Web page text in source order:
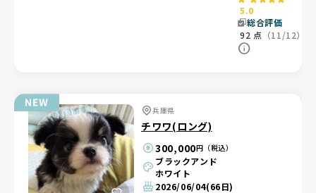
5.0
総合評価
92 点 （11/12）
兵庫県
チワワ(ロング)
300,000円（税込）
ブラックアンド
ホワイト
2026/06/04(66日)